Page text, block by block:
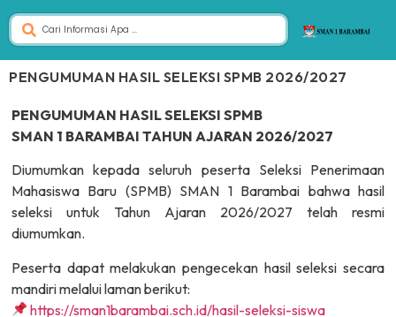
PENGUMUMAN HASIL SELEKSI SPMB 2026/2027
PENGUMUMAN HASIL SELEKSI SPMB
SMAN 1 BARAMBAI TAHUN AJARAN 2026/2027
Diumumkan kepada seluruh peserta Seleksi Penerimaan
Mahasiswa Baru (SPMB) SMAN 1 Barambai bahwa hasil
seleksi untuk Tahun Ajaran 2026/2027 telah resmi
diumumkan.
Peserta dapat melakukan pengecekan hasil seleksi secara
mandiri melalui laman berikut:
https://sman1barambai.sch.id/hasil-seleksi-siswa